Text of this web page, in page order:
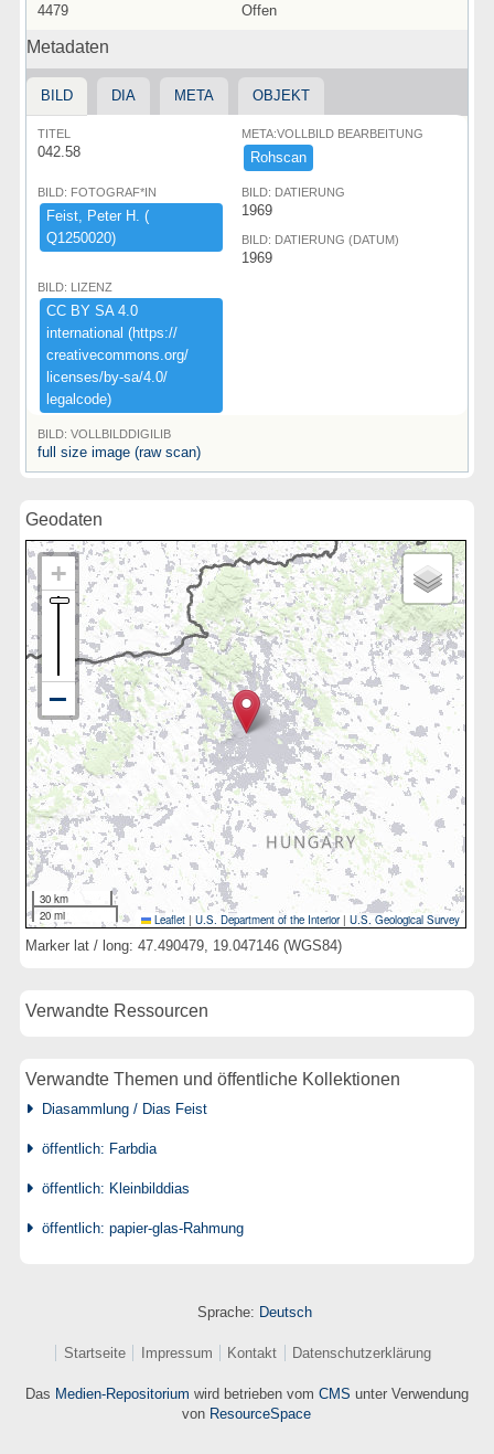
4479 Offen
Metadaten
BILD DIA META OBJEKT
TITEL
042.58
META:VOLLBILD BEARBEITUNG
Rohscan
BILD: FOTOGRAF*IN
Feist,​ ​Peter ​H.​ ​(​
Q1250020)​
BILD: DATIERUNG
1969
BILD: DATIERUNG (DATUM)
1969
BILD: LIZENZ
CC ​BY ​SA ​4.​0 ​
international ​(​https:​/​/​
creativecommons.​org/​
licenses/​by-​sa/​4.​0/​
legalcode)​
BILD: VOLLBILDDIGILIB
full size image (raw scan)
Geodaten
30 km
20 mi
Leaflet | U.S. Department of the Interior|U.S. Geological Survey
Marker lat / long: 47.490479, 19.047146 (WGS84)
Verwandte Ressourcen
Verwandte Themen und öffentliche Kollektionen
Diasammlung / Dias Feist
öffentlich: Farbdia
öffentlich: Kleinbilddias
öffentlich: papier-glas-Rahmung
Sprache: Deutsch
Startseite Impressum Kontakt Datenschutzerklärung
Das Medien-Repositorium wird betrieben vom CMS unter Verwendung
von ResourceSpace